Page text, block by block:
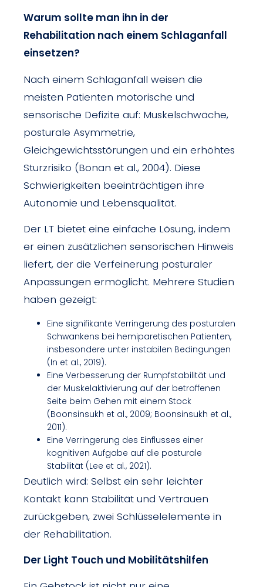
Warum sollte man ihn in der
Rehabilitation nach einem Schlaganfall
einsetzen?
Nach einem Schlaganfall weisen die
meisten Patienten motorische und
sensorische Defizite auf: Muskelschwäche,
posturale Asymmetrie,
Gleichgewichtsstörungen und ein erhöhtes
Sturzrisiko (Bonan et al., 2004). Diese
Schwierigkeiten beeinträchtigen ihre
Autonomie und Lebensqualität.
Der LT bietet eine einfache Lösung, indem
er einen zusätzlichen sensorischen Hinweis
liefert, der die Verfeinerung posturaler
Anpassungen ermöglicht. Mehrere Studien
haben gezeigt:
Eine signifikante Verringerung des posturalen
Schwankens bei hemiparetischen Patienten,
insbesondere unter instabilen Bedingungen
(In et al., 2019).
Eine Verbesserung der Rumpfstabilität und
der Muskelaktivierung auf der betroffenen
Seite beim Gehen mit einem Stock
(Boonsinsukh et al., 2009; Boonsinsukh et al.,
2011).
Eine Verringerung des Einflusses einer
kognitiven Aufgabe auf die posturale
Stabilität (Lee et al., 2021).
Deutlich wird: Selbst ein sehr leichter
Kontakt kann Stabilität und Vertrauen
zurückgeben, zwei Schlüsselelemente in
der Rehabilitation.
Der Light Touch und Mobilitätshilfen